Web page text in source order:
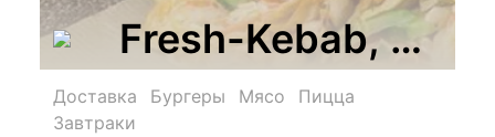
Fresh-Kebab,
Доставка Бургеры Мясо
Пицца
Завтраки